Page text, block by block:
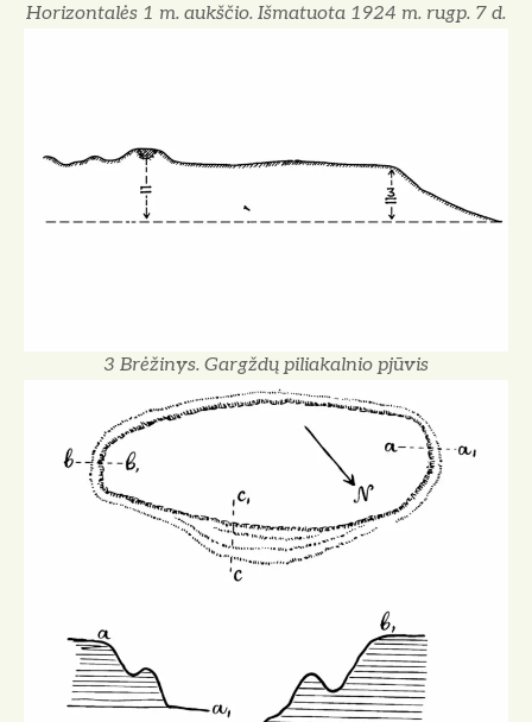
Horizontalės 1 m. aukščio. Išmatuota 1924 m. rugp. 7 d.
3 Brėžinys. Gargždų piliakalnio pjūvis